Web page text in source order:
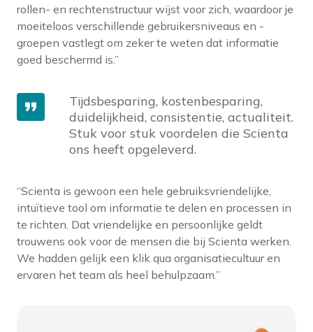
rollen- en rechtenstructuur wijst voor zich, waardoor je
moeiteloos verschillende gebruikersniveaus en -
groepen vastlegt om zeker te weten dat informatie
goed beschermd is.”
Tijdsbesparing, kostenbesparing,
duidelijkheid, consistentie, actualiteit.
Stuk voor stuk voordelen die Scienta
ons heeft opgeleverd.
“Scienta is gewoon een hele gebruiksvriendelijke,
intuïtieve tool om informatie te delen en processen in
te richten. Dat vriendelijke en persoonlijke geldt
trouwens ook voor de mensen die bij Scienta werken.
We hadden gelijk een klik qua organisatiecultuur en
ervaren het team als heel behulpzaam.”